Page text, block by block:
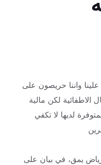
واننا حريصون على
الاطفائية لكن مالية
لديها لا تكفي
يمق، في بيان على